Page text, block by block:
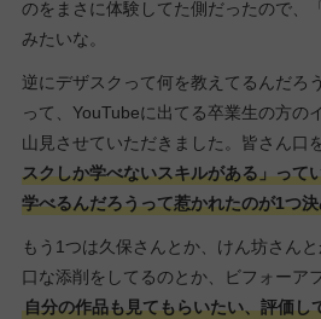
のをまさに体験してた側だったので、
みたいな。
逆にデザスクって何を教えてるんだろ
って、YouTubeに出てる卒業生の方の
山見させていただきました。皆さん口
スクしか学べないスキルがある」って
学べるんだろうって惹かれたのが1つ
もう1つは久保さんとか、けん坊さん
口な添削をしてるのとか、ビフォーア
自分の作品も見てもらいたい、評価し